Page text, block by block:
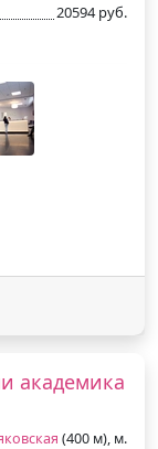
20594 руб.
академика
(400 м), м.